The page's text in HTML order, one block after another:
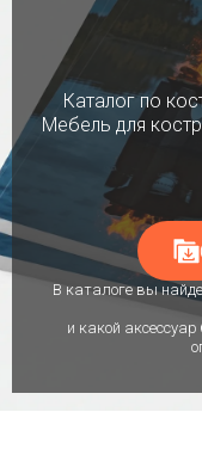
Каталог по
Мебель для
В каталоге вы
и какой